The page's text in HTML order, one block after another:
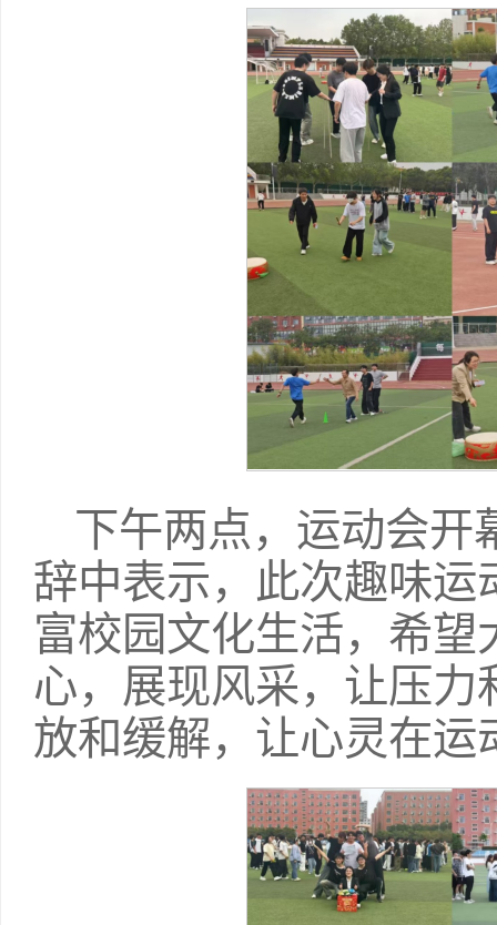
下午两点，运动会开
辞中表示，此次趣味
富校园文化生活，希
心，展现风采，让压
放和缓解，让心灵在